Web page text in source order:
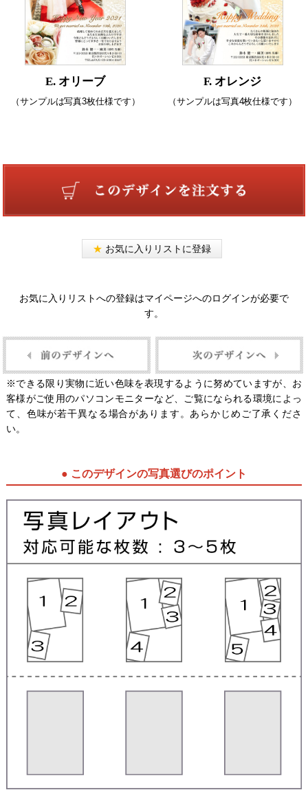
E. オリーブ
（サンプルは写真3枚仕様です）
F. オレンジ
（サンプルは写真4枚仕様です）
★ お気に入りリストに登録
お気に入りリストへの登録はマイページへのログインが必要で
す。
※できる限り実物に近い色味を表現するように努めていますが、お
客様がご使用のパソコンモニターなど、ご覧になられる環境によっ
て、色味が若干異なる場合があります。あらかじめご了承くださ
い。
● このデザインの写真選びのポイント